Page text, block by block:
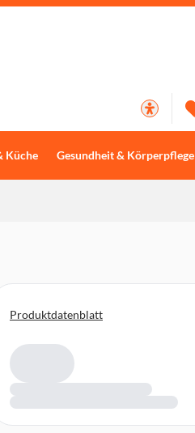
Küche Gesundheit & Körperpflege
Produktdatenblatt